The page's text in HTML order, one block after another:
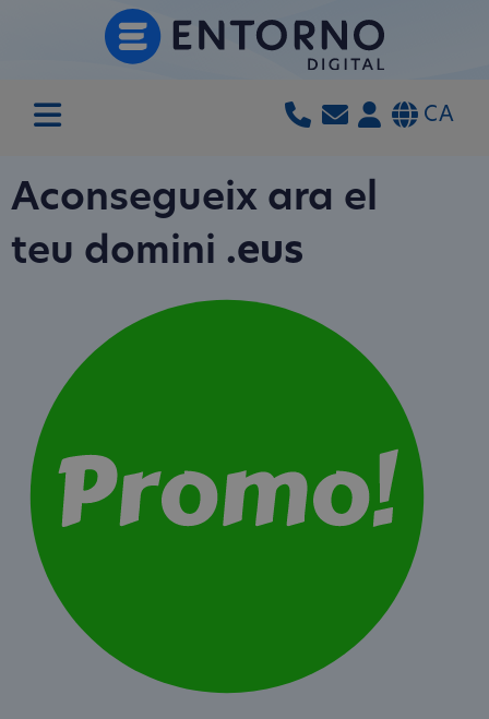
CA
Aconsegueix ara el
teu domini .eus